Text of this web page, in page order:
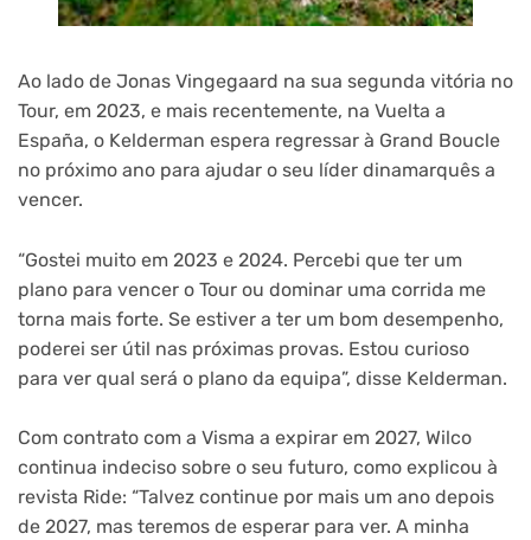
Ao lado de Jonas Vingegaard na sua segunda vitória no
Tour, em 2023, e mais recentemente, na Vuelta a
España, o Kelderman espera regressar à Grand Boucle
no próximo ano para ajudar o seu líder dinamarquês a
vencer.
“Gostei muito em 2023 e 2024. Percebi que ter um
plano para vencer o Tour ou dominar uma corrida me
torna mais forte. Se estiver a ter um bom desempenho,
poderei ser útil nas próximas provas. Estou curioso
para ver qual será o plano da equipa”, disse Kelderman.
Com contrato com a Visma a expirar em 2027, Wilco
continua indeciso sobre o seu futuro, como explicou à
revista Ride: “Talvez continue por mais um ano depois
de 2027, mas teremos de esperar para ver. A minha